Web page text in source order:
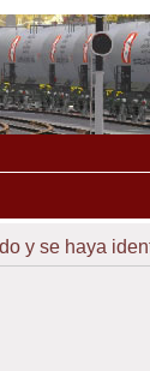
y se haya